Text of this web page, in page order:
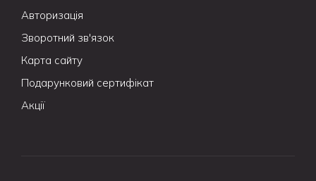
Авторизація
Зворотний зв'язок
Карта сайту
Подарунковий сертифікат
Акції